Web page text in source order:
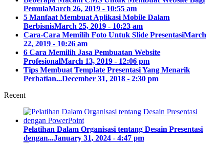
PemulaMarch 26, 2019 - 10:55 am
5 Manfaat Membuat Aplikasi Mobile Dalam
BerbisnisMarch 25, 2019 - 10:23 am
Cara-Cara Memilih Foto Untuk Slide PresentasiMarch
22, 2019 - 10:26 am
6 Cara Memilih Jasa Pembuatan Website
ProfesionalMarch 13, 2019 - 12:06 pm
Tips Membuat Template Presentasi Yang Menarik
Perhatian...December 31, 2018 - 2:30 pm
Recent
Pelatihan Dalam Organisasi tentang Desain Presentasi
dengan...January 31, 2024 - 4:47 pm